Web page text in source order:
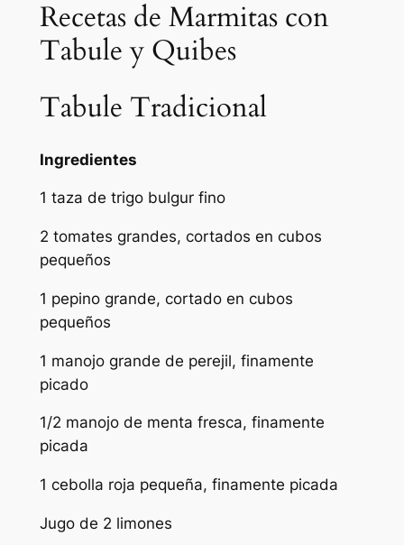
Recetas de Marmitas con
Tabule y Quibes
Tabule Tradicional
Ingredientes
1 taza de trigo bulgur fino
2 tomates grandes, cortados en cubos
pequeños
1 pepino grande, cortado en cubos
pequeños
1 manojo grande de perejil, finamente
picado
1/2 manojo de menta fresca, finamente
picada
1 cebolla roja pequeña, finamente picada
Jugo de 2 limones